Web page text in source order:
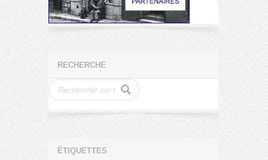
RECHERCHE
ÉTIQUETTES